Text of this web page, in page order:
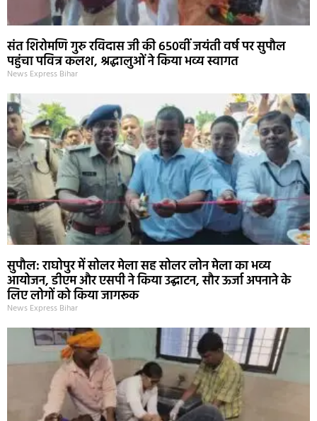
संत शिरोमणि गुरु रविदास जी की 650वीं जयंती वर्ष पर सुपौल
पहुंचा पवित्र कलश, श्रद्धालुओं ने किया भव्य स्वागत
News Express Bihar
सुपौल: राघोपुर में सोलर मेला सह सोलर लोन मेला का भव्य
आयोजन, डीएम और एसपी ने किया उद्घाटन, सौर ऊर्जा अपनाने के
लिए लोगों को किया जागरूक
News Express Bihar